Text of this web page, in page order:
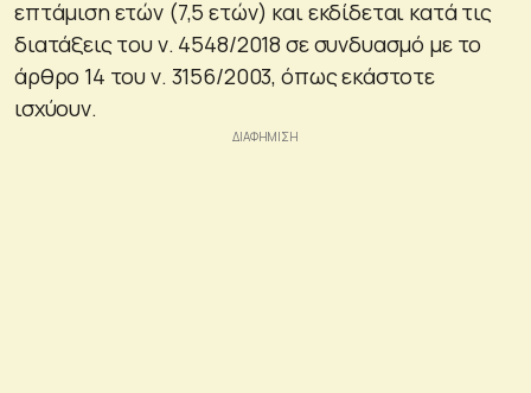
επτάμιση ετών (7,5 ετών) και εκδίδεται κατά τις
διατάξεις του ν. 4548/2018 σε συνδυασμό με το
άρθρο 14 του ν. 3156/2003, όπως εκάστοτε
ισχύoυν.